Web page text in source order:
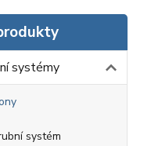
systémy
systém